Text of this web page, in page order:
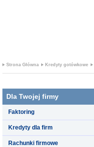
Strona Główna Kredyty gotówkowe
Dla Twojej firmy
Faktoring
Kredyty dla firm
Rachunki firmowe